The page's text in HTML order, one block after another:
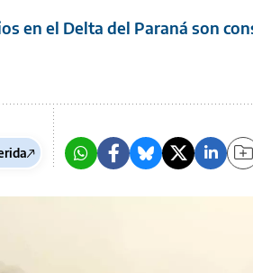
en el Delta del Paraná son